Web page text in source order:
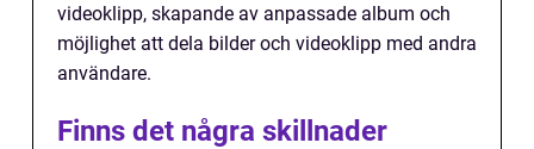
videoklipp, skapande av anpassade album och
möjlighet att dela bilder och videoklipp med andra
användare.
Finns det några skillnader